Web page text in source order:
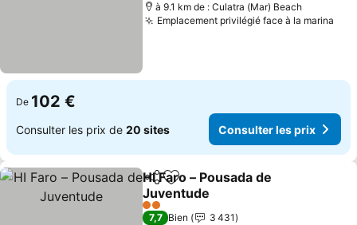
à 9.1 km de : Culatra (Mar) Beach
Emplacement privilégié face à la marina
De 102 €
Consulter les prix de 20 sites Consulter les prix
PartagerAjouter à mes favoris
HI Faro – Pousada de
Juventude
Consulter les prix
2 Étoiles
7,7 Bien
3 431